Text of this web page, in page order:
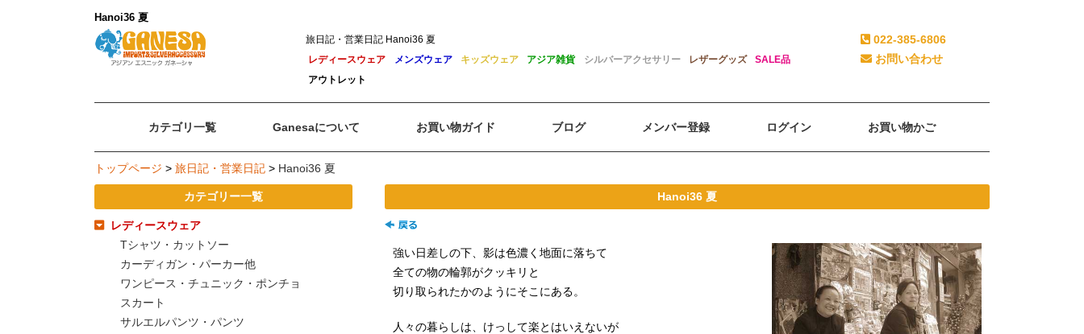
Hanoi36 夏
旅日記・営業日記 Hanoi36 夏
レディースウェア メンズウェア キッズウェア アジア雑貨 シルバーアクセサリー レザーグッズ SALE品
アウトレット
022-385-6806
お問い合わせ
カテゴリ一覧 Ganesaについて お買い物ガイド ブログ メンバー登録 ログイン お買い物かご
トップページ > 旅日記・営業日記 > Hanoi36 夏
Hanoi36 夏
強い日差しの下、影は色濃く地面に落ちて
全ての物の輪郭がクッキリと
切り取られたかのようにそこにある。
人々の暮らしは、けっして楽とはいえないが
カテゴリー一覧
レディースウェア
Tシャツ・カットソー
カーディガン・パーカー他
ワンピース・チュニック・ポンチョ
スカート
サルエルパンツ・パンツ